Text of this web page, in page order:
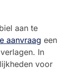
aan te
aanvraag een
In
voor